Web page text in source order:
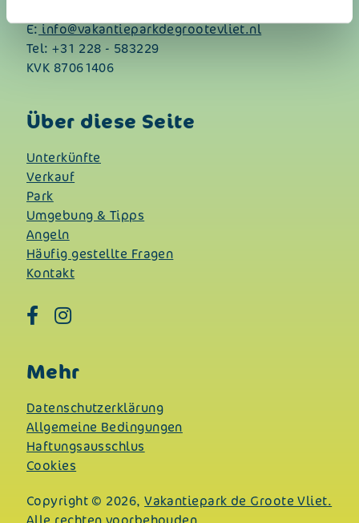
E: info@vakantieparkdegrootevliet.nl
Tel:+31 228 - 583229
KVK 87061406
Über diese Seite
Unterkünfte
Verkauf
Park
Umgebung & Tipps
Angeln
Häufig gestellte Fragen
Kontakt
Mehr
Datenschutzerklärung
Allgemeine Bedingungen
Haftungsausschlus
Cookies
Copyright © 2026,Vakantiepark de Groote Vliet.